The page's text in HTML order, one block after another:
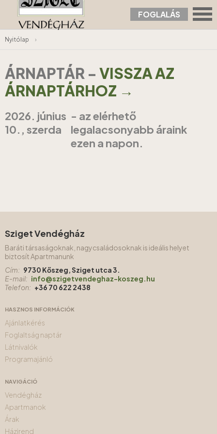
FOGLALÁS
Nyitólap ›
ÁRNAPTÁR - VISSZA AZ
ÁRNAPTÁRHOZ →
2026. június
10., szerda
- az elérhető
legalacsonyabb áraink
ezen a napon.
Sziget Vendégház
Baráti társaságoknak, nagycsaládosoknak is ideális helyet
biztosít Apartmanunk
Cím: 9730 Kőszeg, Sziget utca 3.
E-mail: info@szigetvendeghaz-koszeg.hu
Telefon: +36 70 622 2438
HASZNOS INFORMÁCIÓK
Ajánlatkérés
Foglaltság naptár
Látnivalók
Programajánló
NAVIGÁCIÓ
Vendégház
Apartmanok
Árak
Házirend